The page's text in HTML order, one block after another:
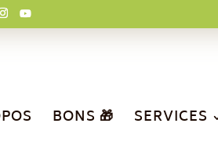
BONS 🎁 SERVICES